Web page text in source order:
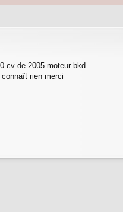
cv de 2005 moteur bkd
rien merci